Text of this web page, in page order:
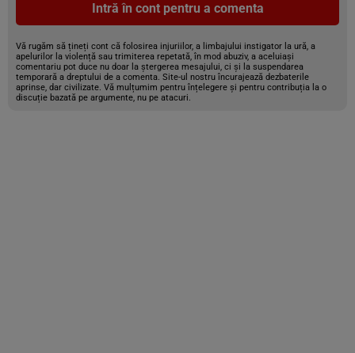
Intră în cont pentru a comenta
Vă rugăm să țineți cont că folosirea injuriilor, a limbajului instigator la ură, a
apelurilor la violență sau trimiterea repetată, în mod abuziv, a aceluiași
comentariu pot duce nu doar la ștergerea mesajului, ci și la suspendarea
temporară a dreptului de a comenta. Site-ul nostru încurajează dezbaterile
aprinse, dar civilizate. Vă mulțumim pentru înțelegere și pentru contribuția la o
discuție bazată pe argumente, nu pe atacuri.